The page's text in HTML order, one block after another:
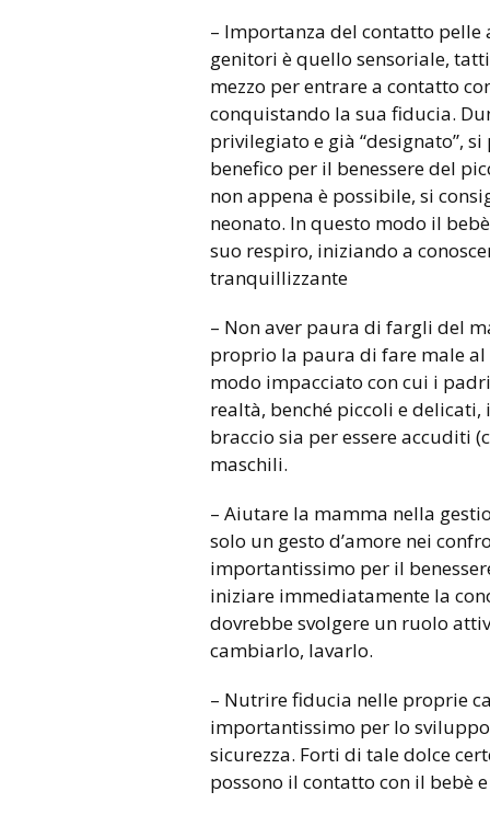
– Importanza del contatto pelle
genitori è quello sensoriale,
mezzo per entrare a contatto
conquistando la sua fiducia.
privilegiato e già “designato”,
benefico per il benessere del
non appena è possibile, si
neonato. In questo modo il
suo respiro, iniziando a
tranquillizzante
– Non aver paura di fargli del
proprio la paura di fare male
modo impacciato con cui i
realtà, benché piccoli e delicati,
braccio sia per essere accuditi
maschili.
– Aiutare la mamma nella
solo un gesto d’amore nei
importantissimo per il
iniziare immediatamente la
dovrebbe svolgere un ruolo
cambiarlo, lavarlo.
– Nutrire fiducia nelle proprie
importantissimo per lo
sicurezza. Forti di tale dolce
possono il contatto con il bebè